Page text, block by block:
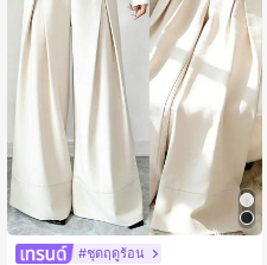
#ชุดฤดูร้อน